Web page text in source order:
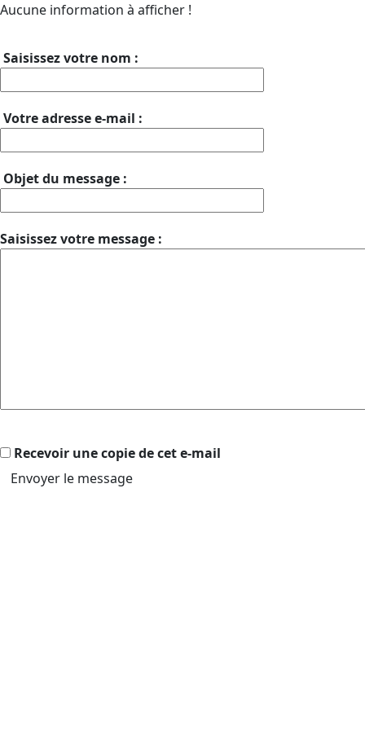
Aucune information à afficher !
Saisissez votre nom :
Votre adresse e-mail :
Objet du message :
Saisissez votre message :
Recevoir une copie de cet e-mail
Envoyer le message